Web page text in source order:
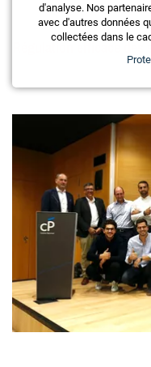
Régulation efficace
d'analyse. Nos
avec d'autres données
collectées dans le